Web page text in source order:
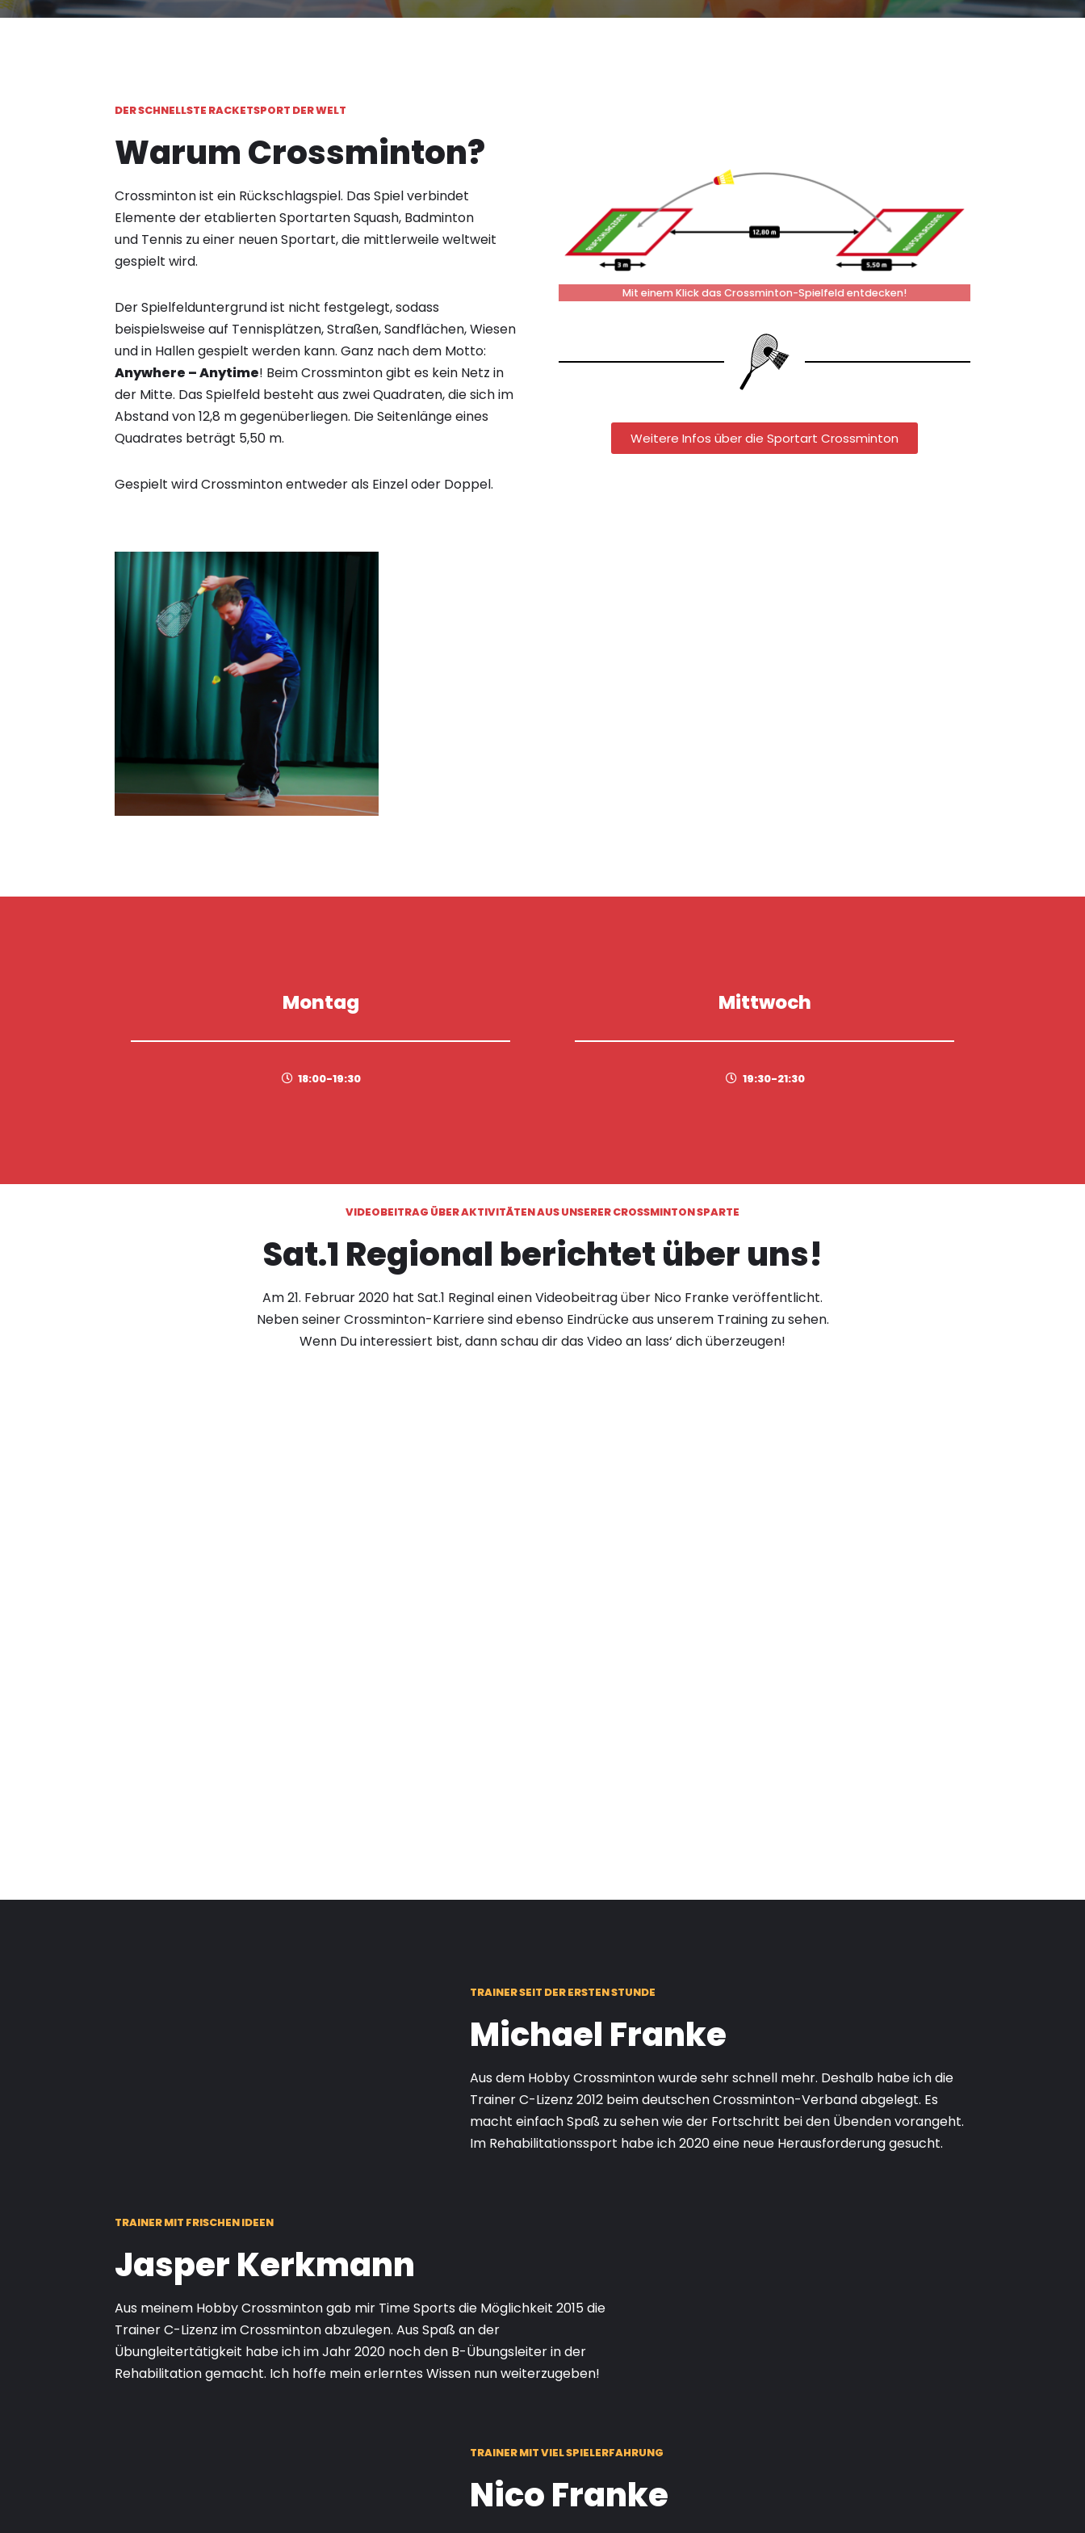
DER SCHNELLSTE RACKETSPORT DER WELT
Warum Crossminton?
Crossminton ist ein Rückschlagspiel. Das Spiel verbindet
Elemente der etablierten Sportarten Squash, Badminton
und Tennis zu einer neuen Sportart, die mittlerweile weltweit
gespielt wird.
Der Spielfelduntergrund ist nicht festgelegt, sodass
beispielsweise auf Tennisplätzen, Straßen, Sandflächen, Wiesen
und in Hallen gespielt werden kann. Ganz nach dem Motto:
Anywhere – Anytime! Beim Crossminton gibt es kein Netz in
der Mitte. Das Spielfeld besteht aus zwei Quadraten, die sich im
Abstand von 12,8 m gegenüberliegen. Die Seitenlänge eines
Quadrates beträgt 5,50 m.
Gespielt wird Crossminton entweder als Einzel oder Doppel.
Mit einem Klick das Crossminton-Spielfeld entdecken!
Weitere Infos über die Sportart Crossminton
Montag
18:00-19:30
Mittwoch
19:30-21:30
VIDEOBEITRAG ÜBER AKTIVITÄTEN AUS UNSERER CROSSMINTON SPARTE
Sat.1 Regional berichtet über uns!
Am 21. Februar 2020 hat Sat.1 Reginal einen Videobeitrag über Nico Franke veröffentlicht.
Neben seiner Crossminton-Karriere sind ebenso Eindrücke aus unserem Training zu sehen.
Wenn Du interessiert bist, dann schau dir das Video an lass‘ dich überzeugen!
TRAINER SEIT DER ERSTEN STUNDE
Michael Franke
Aus dem Hobby Crossminton wurde sehr schnell mehr. Deshalb habe ich die
Trainer C-Lizenz 2012 beim deutschen Crossminton-Verband abgelegt. Es
macht einfach Spaß zu sehen wie der Fortschritt bei den Übenden vorangeht.
Im Rehabilitationssport habe ich 2020 eine neue Herausforderung gesucht.
TRAINER MIT FRISCHEN IDEEN
Jasper Kerkmann
Aus meinem Hobby Crossminton gab mir Time Sports die Möglichkeit 2015 die
Trainer C-Lizenz im Crossminton abzulegen. Aus Spaß an der
Übungleitertätigkeit habe ich im Jahr 2020 noch den B-Übungsleiter in der
Rehabilitation gemacht. Ich hoffe mein erlerntes Wissen nun weiterzugeben!
TRAINER MIT VIEL SPIELERFAHRUNG
Nico Franke